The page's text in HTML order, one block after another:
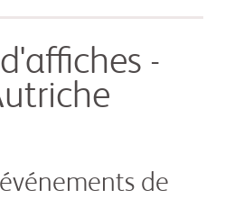
-
de